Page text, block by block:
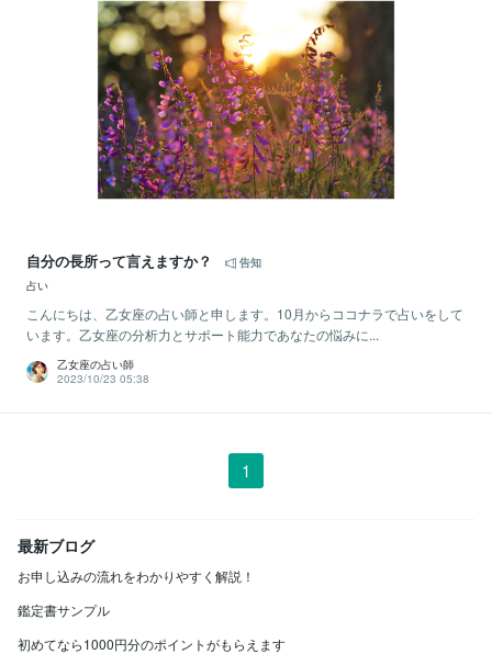
自分の長所って言えますか？
告知
占い
こんにちは、乙女座の占い師と申します。10月からココナラで占いをして
います。乙女座の分析力とサポート能力であなたの悩みに...
乙女座の占い師
2023/10/23 05:38
1
最新ブログ
お申し込みの流れをわかりやすく解説！
鑑定書サンプル
初めてなら1000円分のポイントがもらえます